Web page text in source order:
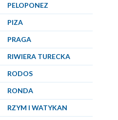
PELOPONEZ
PIZA
PRAGA
RIWIERA TURECKA
RODOS
RONDA
RZYM I WATYKAN